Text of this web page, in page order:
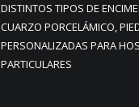
DISTINTOS TIPOS DE
CUARZO PORCELÁMICO,
PERSONALIZADAS PARA
PARTICULARES